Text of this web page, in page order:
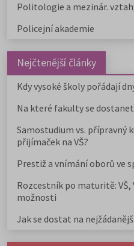
Politologie a mezinár.
Policejní akademie
Nejčtenější články
Kdy vysoké školy pořádají
Na které fakulty se
Samostudium vs. přípravný
přijímaček na VŠ?
Prestiž a vnímání oborů ve
Rozcestník po maturitě: VŠ,
možnosti
Jak se dostat na